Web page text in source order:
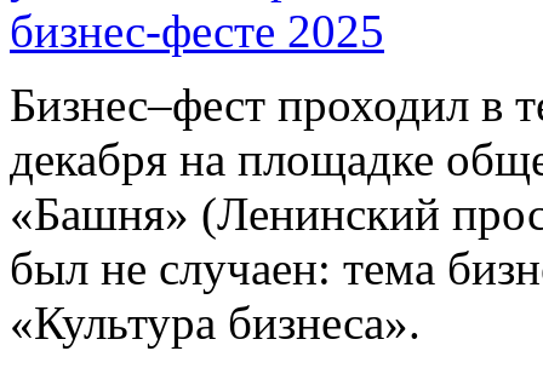
Бизнес–фест проходил в
декабря на площадке
«Башня» (Ленинский
был не случаен: тема
«Культура бизнеса».